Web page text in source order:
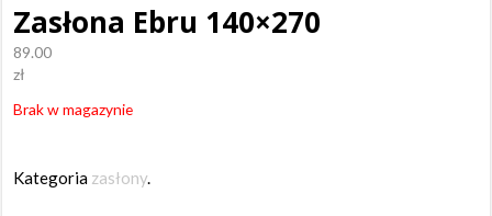
Zasłona Ebru 140×270
89.00
zł
Brak w magazynie
Kategoria zasłony.